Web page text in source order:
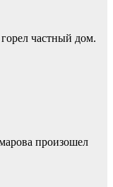
частный дом.
произошел